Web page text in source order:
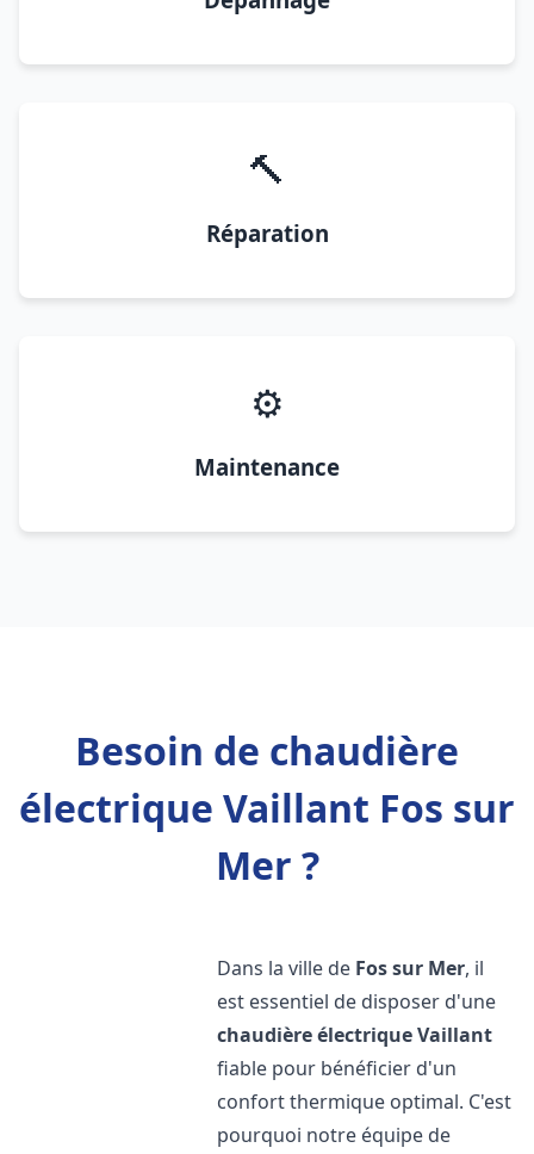
🔨
Réparation
⚙️
Maintenance
Besoin de chaudière
électrique Vaillant Fos sur
Mer ?
Dans la ville de Fos sur Mer, il
est essentiel de disposer d'une
chaudière électrique Vaillant
fiable pour bénéficier d'un
confort thermique optimal. C'est
pourquoi notre équipe de